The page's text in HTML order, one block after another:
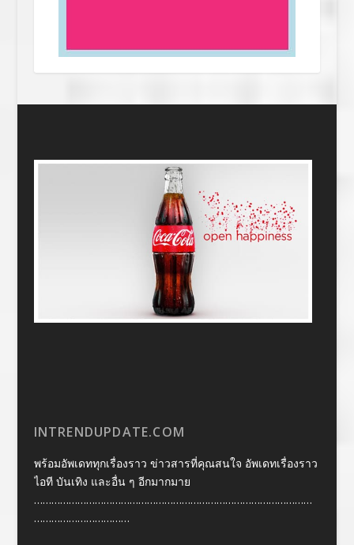
INTRENDUPDATE.COM
พร้อมอัพเดททุกเรื่องราว ข่าวสารที่คุณสนใจ อัพเดทเรื่องราว
ไอที บันเทิง และอื่น ๆ อีกมากมาย
……………………………………………………………………………………
……………………………